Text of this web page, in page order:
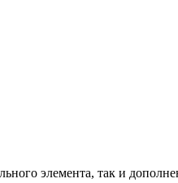
элемента, так и